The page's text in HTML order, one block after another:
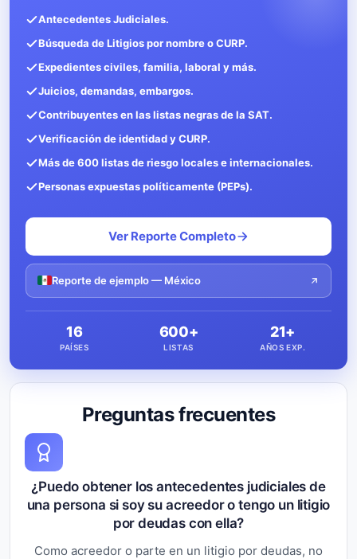
Preguntas frecuentes
¿Puedo obtener los antecedentes judiciales de
una persona si soy su acreedor o tengo un litigio
por deudas con ella?
Como acreedor o parte en un litigio por deudas, no
Antecedentes Judiciales.
Búsqueda de Litigios por nombre o CURP.
Expedientes civiles, familia, laboral y más.
Juicios, demandas, embargos.
Contribuyentes en las listas negras de la SAT.
Verificación de identidad y CURP.
Más de 600 listas de riesgo locales e internacionales.
Personas expuestas políticamente (PEPs).
Ver Reporte Completo
Reporte de ejemplo — México
16
PAÍSES
600+
LISTAS
21+
AÑOS EXP.